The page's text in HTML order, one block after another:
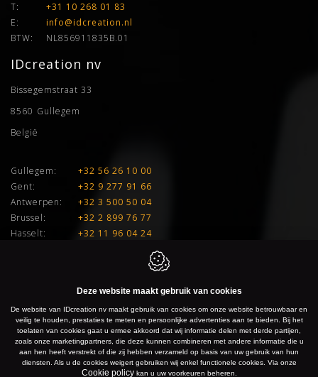
T:
+31 10 268 01 83
E:
info@idcreation.nl
BTW:
NL856911835B.01
IDcreation nv
Bissegemstraat 33
8560 Gullegem
België
Gullegem:
+32 56 26 10 00
Gent:
+32 9 277 91 66
Antwerpen:
+32 3 500 50 04
Brussel:
+32 2 899 76 77
Hasselt:
+32 11 96 04 24
info@idcreation.be
BE 0460.241.343
IDcreation 2026 Cookie policy Privacy policy Sitemap
Deze website maakt gebruik van cookies
De website van IDcreation nv maakt gebruik van cookies om onze website betrouwbaar en
veilig te houden, prestaties te meten en persoonlijke advertenties aan te bieden. Bij het
toelaten van cookies gaat u ermee akkoord dat wij informatie delen met derde partijen,
zoals onze marketingpartners, die deze kunnen combineren met andere informatie die u
aan hen heeft verstrekt of die zij hebben verzameld op basis van uw gebruik van hun
diensten. Als u de cookies weigert gebruiken wij enkel functionele cookies. Via onze
Cookie policykan u uw voorkeuren beheren.